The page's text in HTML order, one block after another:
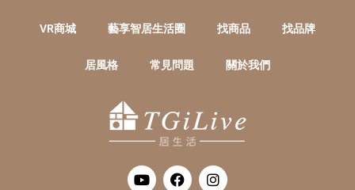
VR商城 藝享智居生活圈 找商品 找品牌
居風格 常見問題 關於我們
Y
o
F
a
I
n